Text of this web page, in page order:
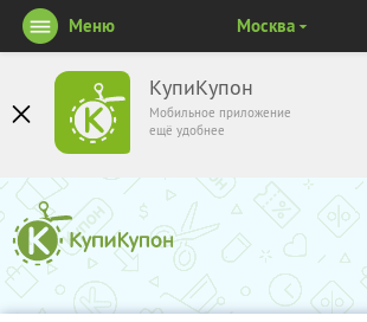
КупиКупон
Мобильное приложение
ещё удобнее
Меню Москва